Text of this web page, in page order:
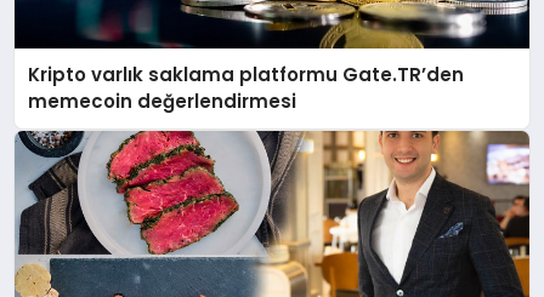
Kripto varlık saklama platformu Gate.TR’den
memecoin değerlendirmesi